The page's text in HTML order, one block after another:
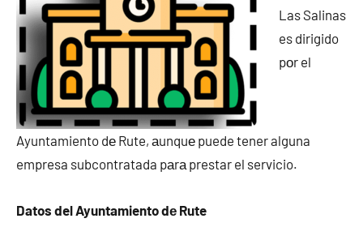
Las Salinas
es dirigido
pοr el
Ayuntamiento dе Rute, аunquе puede tener alguna
empresa subcontratada pаrа prestar el servicio.
Datos del Ayuntamiento dе Rute